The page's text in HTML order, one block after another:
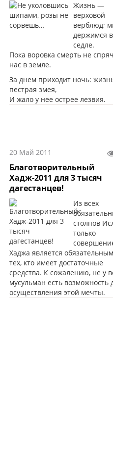
Жизнь —
верховой
верблюд;
держимся в
седле.
Пока воровка смерть не
нас в земле.
За днем приходит ночь:
пестрая змея,
И жало у нее острее лезвия.
20 Май 2011
Благотворительный
Хадж-2011 для 3 тысяч
дагестанцев!
Из всех
столпов
только
Хаджа является
тех, кто имеет достаточные
средства. К сожалению, не у
мусульман есть возможность
осуществления этой мечты.